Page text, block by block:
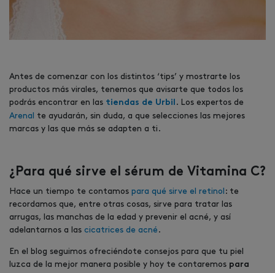
Antes de comenzar con los distintos ‘tips’ y mostrarte los
productos más virales, tenemos que avisarte que todos los
podrás encontrar en las tiendas de Urbil . Los expertos de
Arenal
te ayudarán, sin duda, a que selecciones las mejores
marcas y las que más se adapten a ti.
¿Para qué sirve el sérum de Vitamina C?
Hace un tiempo te contamos para qué sirve el retinol : te
recordamos que, entre otras cosas, sirve para tratar las
arrugas, las manchas de la edad y prevenir el acné, y así
adelantarnos a las cicatrices de acné .
En el blog seguimos ofreciéndote consejos para que tu piel
luzca de la mejor manera posible y hoy te contaremos para